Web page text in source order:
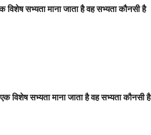
सभ्यता माना जाता है वह सभ्यता कौनसी है
सभ्यता माना जाता है वह सभ्यता कौनसी है